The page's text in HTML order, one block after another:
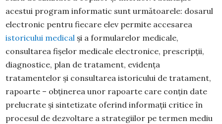
acestui program informatic sunt următoarele: dosarul
electronic pentru fiecare elev permite accesarea
istoricului medical şi a formularelor medicale,
consultarea fişelor medicale electronice, prescripţii,
diagnostice, plan de tratament, evidenţa
tratamentelor şi consultarea istoricului de tratament,
rapoarte – obţinerea unor rapoarte care conţin date
prelucrate şi sintetizate oferind informaţii critice în
procesul de dezvoltare a strategiilor pe termen mediu